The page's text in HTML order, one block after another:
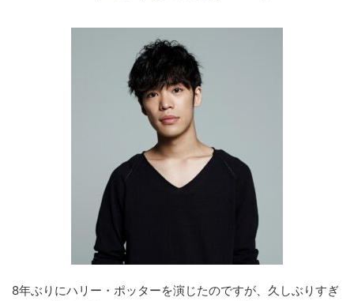
8年ぶりにハリー・ポッターを演じたのですが、久しぶりすぎ